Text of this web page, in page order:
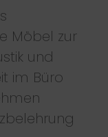
Möbel zur
und
im Büro